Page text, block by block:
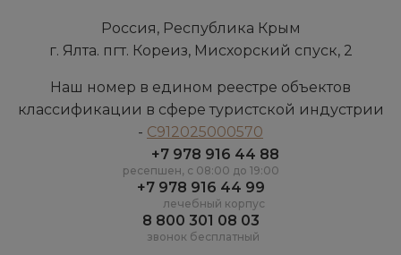
Россия, Республика Крым
г. Ялта. пгт. Кореиз, Мисхорский спуск, 2
Наш номер в едином реестре объектов
классификации в сфере туристской индустрии
- С912025000570
+7 978 916 44 88
ресепшен, c 08:00 до 19:00
+7 978 916 44 99
лечебный корпус
8 800 301 08 03
звонок бесплатный